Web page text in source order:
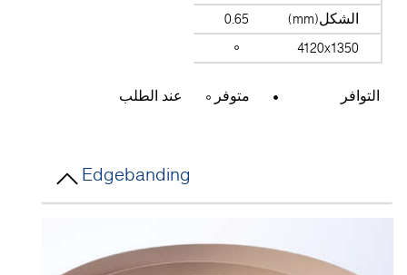
الشكل(mm)
4120x1350
التوافر متوفر عند الطلب
Edgebanding